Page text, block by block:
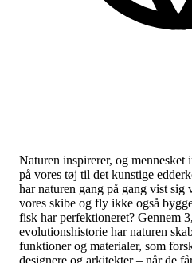
Naturen inspirerer, og mennesket
på vores tøj til det kunstige
har naturen gang på gang vist
vores skibe og fly ikke også
fisk har perfektioneret? Gennem
evolutionshistorie har naturen
funktioner og materialer, som